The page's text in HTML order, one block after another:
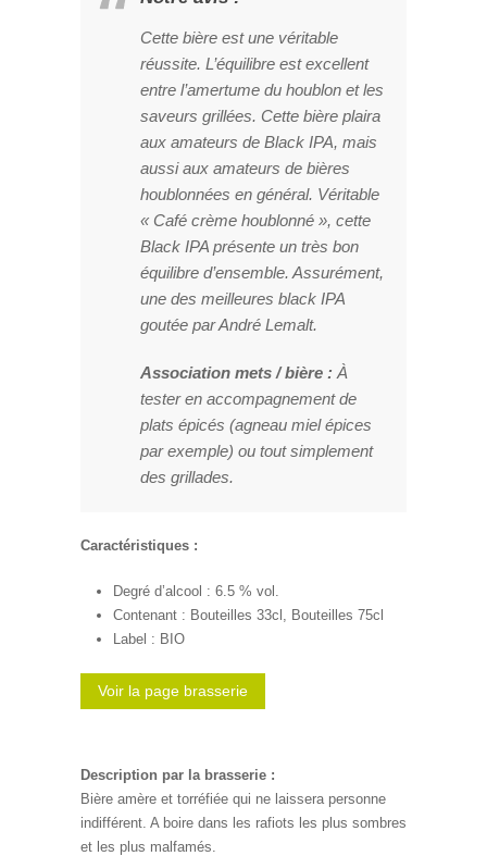
Cette bière est une véritable
réussite. L’équilibre est excellent
entre l’amertume du houblon et les
saveurs grillées. Cette bière plaira
aux amateurs de Black IPA, mais
aussi aux amateurs de bières
houblonnées en général. Véritable
« Café crème houblonné », cette
Black IPA présente un très bon
équilibre d’ensemble. Assurément,
une des meilleures black IPA
goutée par André Lemalt.
Association mets / bière : À
tester en accompagnement de
plats épicés (agneau miel épices
par exemple) ou tout simplement
des grillades.
Caractéristiques :
Degré d’alcool : 6.5 % vol.
Contenant : Bouteilles 33cl, Bouteilles 75cl
Label : BIO
Voir la page brasserie
Description par la brasserie :
Bière amère et torréfiée qui ne laissera personne
indifférent. A boire dans les rafiots les plus sombres
et les plus malfamés.